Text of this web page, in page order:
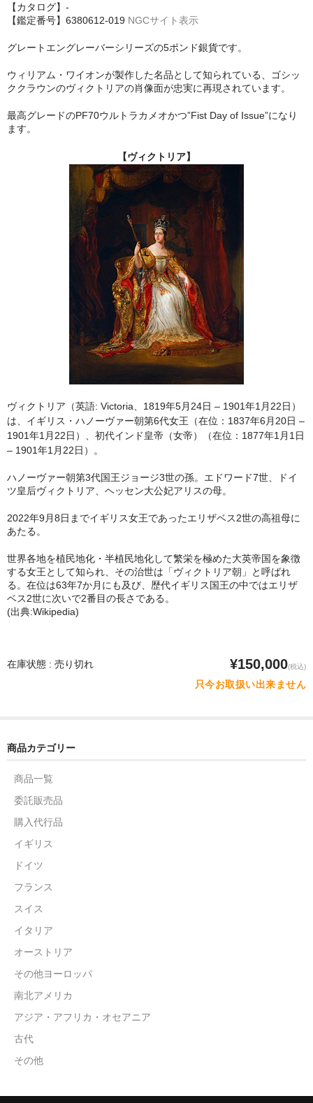
【カタログ】-
【鑑定番号】6380612-019 NGCサイト表示
グレートエングレーバーシリーズの5ポンド銀貨です。
ウィリアム・ワイオンが製作した名品として知られている、ゴシッ
ククラウンのヴィクトリアの肖像面が忠実に再現されています。
最高グレードのPF70ウルトラカメオかつ”Fist Day of Issue”になり
ます。
【ヴィクトリア】
ヴィクトリア（英語: Victoria、1819年5月24日 – 1901年1月22日）
は、イギリス・ハノーヴァー朝第6代女王（在位：1837年6月20日 –
1901年1月22日）、初代インド皇帝（女帝）（在位：1877年1月1日
– 1901年1月22日）。
ハノーヴァー朝第3代国王ジョージ3世の孫。エドワード7世、ドイ
ツ皇后ヴィクトリア、ヘッセン大公妃アリスの母。
2022年9月8日までイギリス女王であったエリザベス2世の高祖母に
あたる。
世界各地を植民地化・半植民地化して繁栄を極めた大英帝国を象徴
する女王として知られ、その治世は「ヴィクトリア朝」と呼ばれ
る。在位は63年7か月にも及び、歴代イギリス国王の中ではエリザ
ベス2世に次いで2番目の長さである。
(出典:Wikipedia)
在庫状態 : 売り切れ ¥150,000(税込)
只今お取扱い出来ません
商品カテゴリー
商品一覧
委託販売品
購入代行品
イギリス
ドイツ
フランス
スイス
イタリア
オーストリア
その他ヨーロッパ
南北アメリカ
アジア・アフリカ・オセアニア
古代
その他